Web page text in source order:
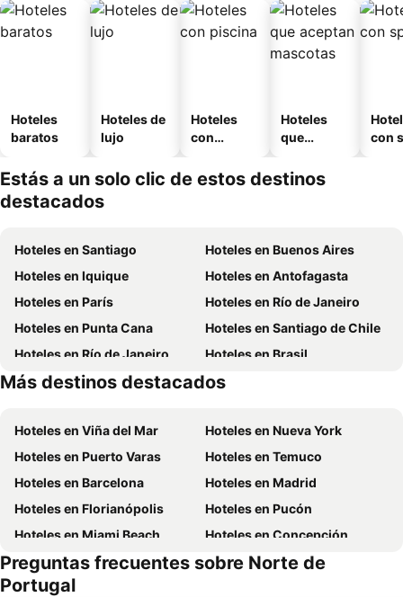
Hoteles
baratos
Hoteles de
lujo
Hoteles
con
Hoteles
que
mascotas
con
Estás a un solo clic de estos destinos
destacados
Hoteles en Santiago
Hoteles en Buenos Aires
Hoteles en Iquique
Hoteles en Antofagasta
Hoteles en París
Hoteles en Río de Janeiro
Hoteles en Punta Cana
Hoteles en Santiago de Chile
Hoteles en Río de Janeiro
Hoteles en Brasil
Hoteles en Chile
Hoteles en Región Metropolitana de Santiago
Más destinos destacados
Hoteles en Viña del Mar
Hoteles en Nueva York
Hoteles en Puerto Varas
Hoteles en Temuco
Hoteles en Barcelona
Hoteles en Madrid
Hoteles en Florianópolis
Hoteles en Pucón
Hoteles en Miami Beach
Hoteles en Concepción
Hoteles en Roma
Hoteles en La Serena
Hoteles en Puerto Montt
Preguntas frecuentes sobre Norte de
Portugal